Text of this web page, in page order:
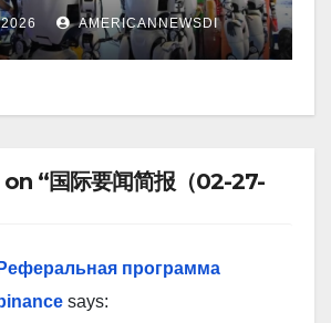
AMERICANNEWSDI
“国际要闻简报（02-27-
Реферальная программа
binance says: